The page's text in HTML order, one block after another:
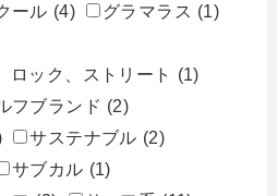
ール (4) グラマラス (1)
ロック、ストリート
(1)
フブランド (2)
サステナブル (2)
サブカル (1)